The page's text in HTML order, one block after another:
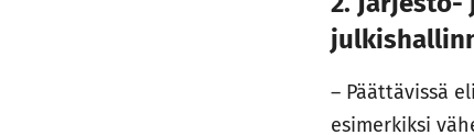
– Päättävissä
esimerkiksi